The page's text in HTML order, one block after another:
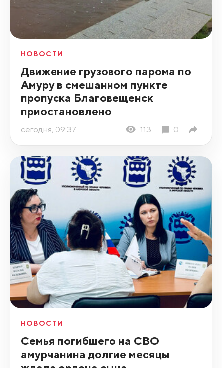
НОВОСТИ
Движение грузового парома по
Амуру в смешанном пункте
пропуска Благовещенск
приостановлено
сегодня, 09:37 113 0
НОВОСТИ
Семья погибшего на СВО
амурчанина долгие месяцы